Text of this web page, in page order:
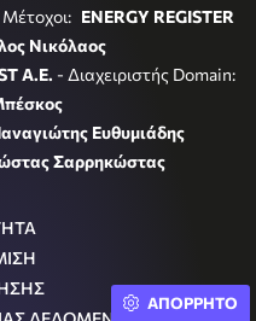
ENERGY REGISTER
Νικόλαος
A.E. - Διαχειριστής Domain:
Ευθυμιάδης
Σαρρηκώστας
ΑΠΟΡΡΗΤΟ